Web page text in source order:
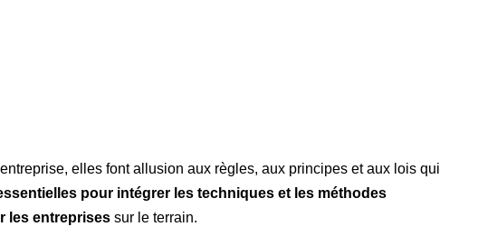
elles font allusion aux règles, aux principes et aux lois qui
pour intégrer les techniques et les méthodes
les entreprises sur le terrain.